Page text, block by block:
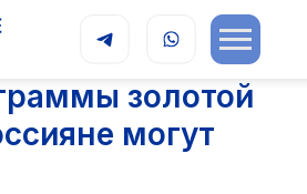
золотой
могут